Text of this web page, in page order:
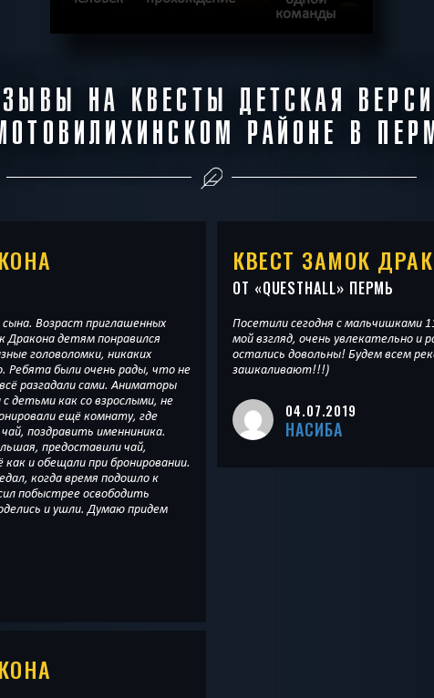
команды
ХОЧУ ПРОЙТИ | КВЕСТ ПРОЙДЕН
НА КВЕСТЫ ДЕТСКАЯ
РАЙОНЕ В
Возраст приглашенных
детям понравился
головоломки, никаких
Ребята были очень рады, что не
разгадали сами. Аниматоры
детьми как со взрослыми, не
ещё комнату, где
поздравить именниника.
предоставили чай,
как и обещали при бронировании.
когда время подошло к
побыстрее освободить
и ушли. Думаю придем
КВЕСТ ЗАМОК
ОТ «QUESTHALL» ПЕРМЬ
Посетили сегодня с мальчишками
мой взгляд, очень увлекательно и
остались довольны! Будем всем
зашкаливают!!!)
04.07.2019
НАСИБА